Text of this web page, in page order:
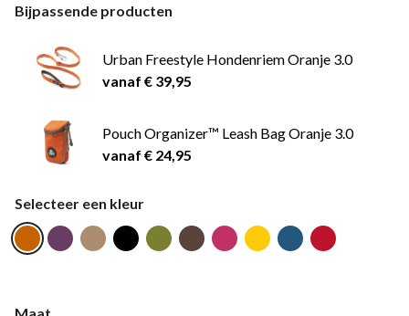
Bijpassende producten
Urban Freestyle Hondenriem Oranje 3.0
vanaf € 39,95
Pouch Organizer™ Leash Bag Oranje 3.0
vanaf € 24,95
Selecteer een kleur